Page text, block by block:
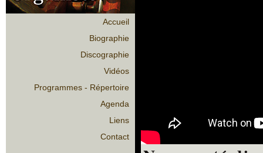
Accueil
Biographie
Discographie
Vidéos
Programmes - Répertoire
Agenda
Liens
Contact